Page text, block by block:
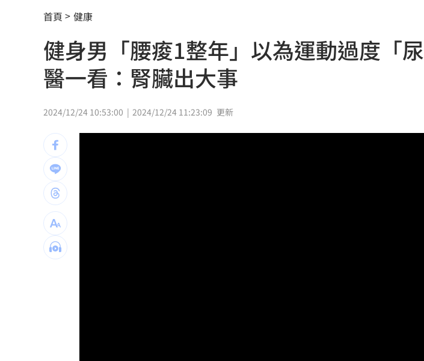
佐藤二朗爆騷擾爭議 電影衍生劇被迫喊停
蜂蜜配鹹酥雞！蘇晏霈認證：宵夜天花板 16:24
獨／鬼門開當心鬼上身 鬼月17禁忌一次看
鄭麗文稱台不是國家 綠委酸：講出心裡話
深藍區掃街遭民眾嗆擋路 沈伯洋回應了 16:15
首頁 健康
健身男「腰痠1整年」以為運動過度「
醫一看：腎臟出大事
2024/12/24 10:53:00 2024/12/24 11:23:09 更新